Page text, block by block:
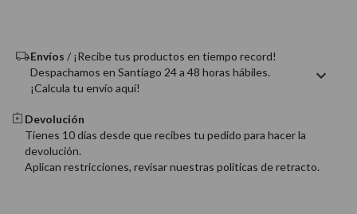
Envíos / ¡Recibe tus productos en tiempo record!
Despachamos en Santiago 24 a 48 horas hábiles.
¡Calcula tu envío aquí!
Devolución
Tienes 10 días desde que recibes tu pedido para hacer la
devolución.
Aplican restricciones, revisar nuestras politicas de retracto.